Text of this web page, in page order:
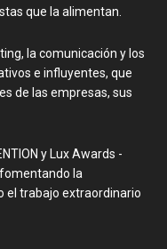
que la alimentan.
la comunicación y los
e influyentes, que
de las empresas, sus
y Lux Awards -
la
el trabajo extraordinario